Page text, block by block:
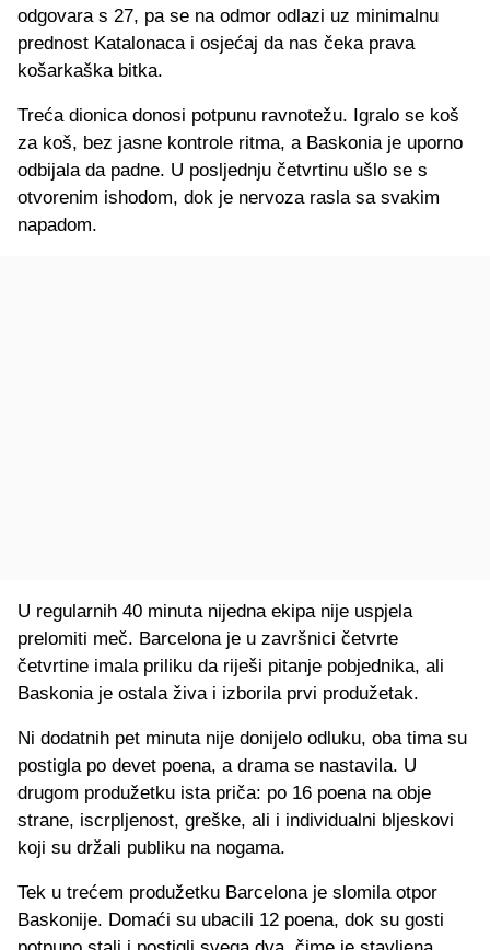
odgovara s 27, pa se na odmor odlazi uz minimalnu
prednost Katalonaca i osjećaj da nas čeka prava
košarkaška bitka.
Treća dionica donosi potpunu ravnotežu. Igralo se koš
za koš, bez jasne kontrole ritma, a Baskonia je uporno
odbijala da padne. U posljednju četvrtinu ušlo se s
otvorenim ishodom, dok je nervoza rasla sa svakim
napadom.
U regularnih 40 minuta nijedna ekipa nije uspjela
prelomiti meč. Barcelona je u završnici četvrte
četvrtine imala priliku da riješi pitanje pobjednika, ali
Baskonia je ostala živa i izborila prvi produžetak.
Ni dodatnih pet minuta nije donijelo odluku, oba tima su
postigla po devet poena, a drama se nastavila. U
drugom produžetku ista priča: po 16 poena na obje
strane, iscrpljenost, greške, ali i individualni bljeskovi
koji su držali publiku na nogama.
Tek u trećem produžetku Barcelona je slomila otpor
Baskonije. Domaći su ubacili 12 poena, dok su gosti